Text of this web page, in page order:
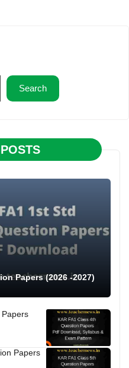
Search
Papers (2026 -2027)
Papers
Papers